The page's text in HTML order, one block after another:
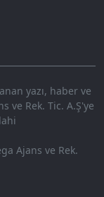
yazı, haber ve
ve Rek. Tic. A.Ş'ye
Ajans ve Rek.